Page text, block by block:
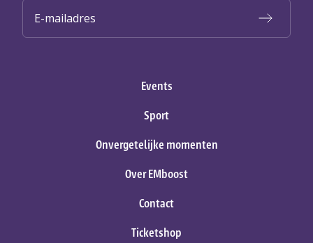
Events
Sport
Onvergetelijke momenten
Over EMboost
Contact
Ticketshop